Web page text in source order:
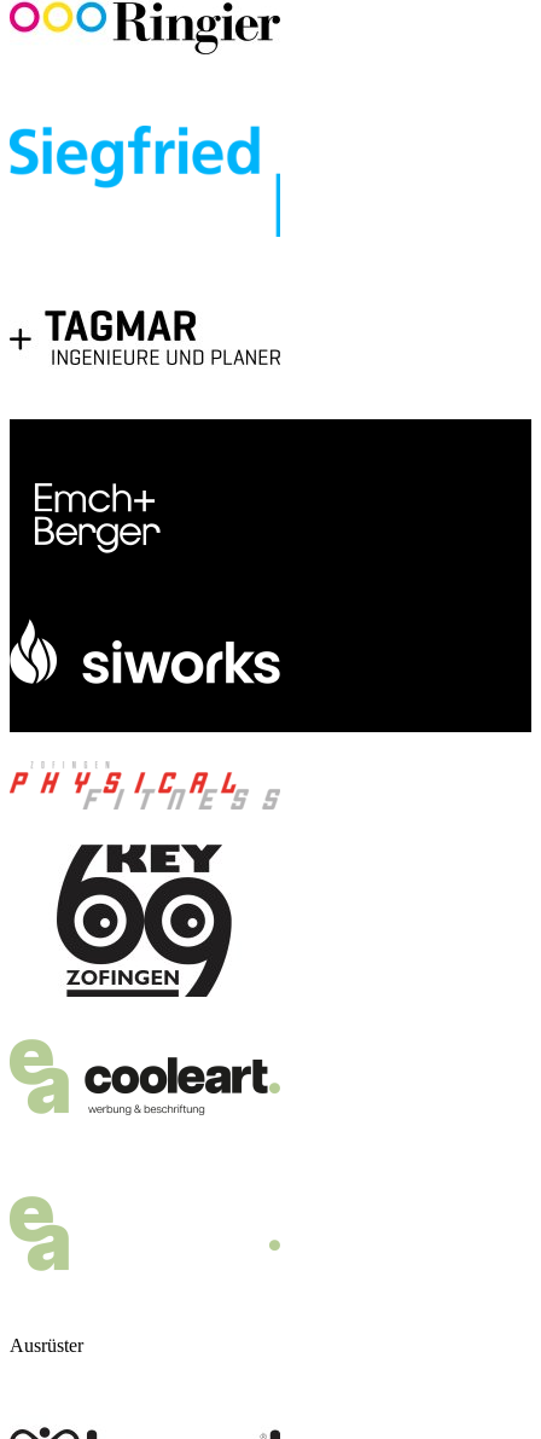
Ausrüster